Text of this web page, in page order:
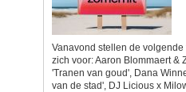
Vanavond stellen de
zich voor: Aaron Blommaert &
'Tranen van goud', Dana
van de stad', DJ Licious x